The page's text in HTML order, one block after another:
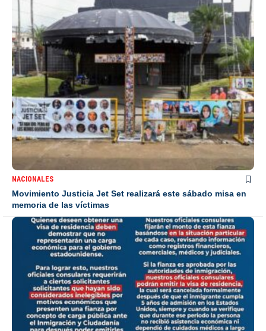
NACIONALES
Movimiento Justicia Jet Set realizará este sábado misa en
memoria de las víctimas